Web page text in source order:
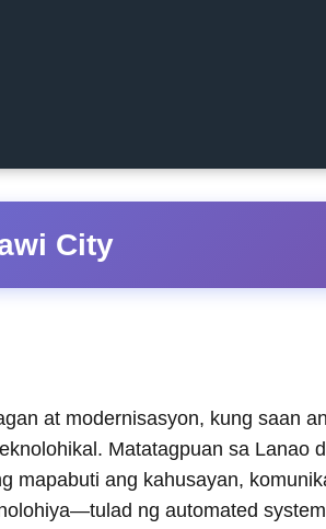
City
at modernisasyon, kung saan
Matatagpuan sa Lanao
mapabuti ang kahusayan,
ng automated